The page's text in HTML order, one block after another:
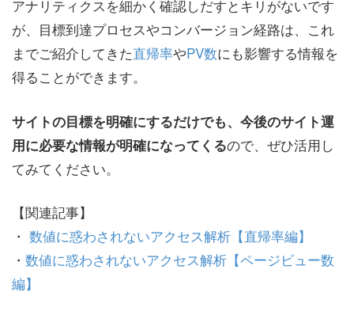
アナリティクスを細かく確認しだすとキリがないです
が、目標到達プロセスやコンバージョン経路は、これ
までご紹介してきた直帰率やPV数にも影響する情報を
得ることができます。
サイトの目標を明確にするだけでも、今後のサイト運
用に必要な情報が明確になってくるので、ぜひ活用し
てみてください。
【関連記事】
・ 数値に惑わされないアクセス解析【直帰率編】
・ 数値に惑わされないアクセス解析【ページビュー数
編】